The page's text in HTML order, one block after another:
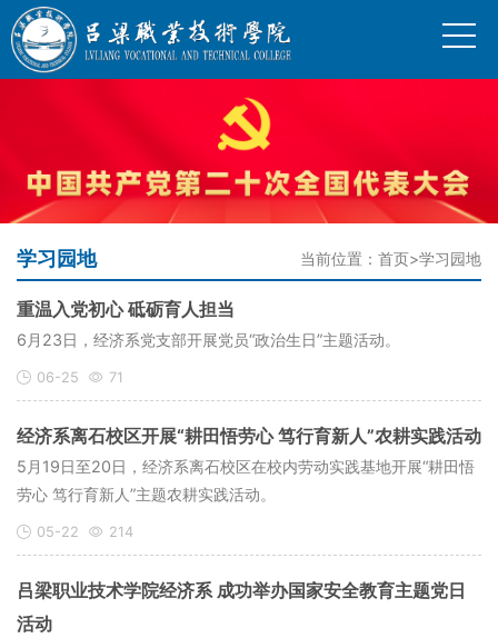
学习园地 当前位置： 首页>学习园地
重温入党初心 砥砺育人担当
6月23日，经济系党支部开展党员“政治生日”主题活动。
06-25 71
经济系离石校区开展“耕田悟劳心 笃行育新人”农耕实践活动
5月19日至20日，经济系离石校区在校内劳动实践基地开展“耕田悟
劳心 笃行育新人”主题农耕实践活动。
05-22 214
吕梁职业技术学院经济系 成功举办国家安全教育主题党日
活动